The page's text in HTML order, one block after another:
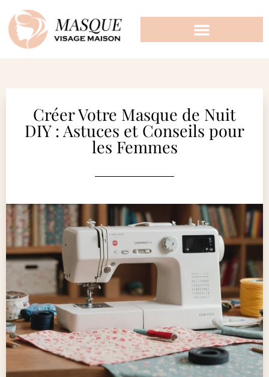
Créer Votre Masque de Nuit
DIY : Astuces et Conseils pour
les Femmes